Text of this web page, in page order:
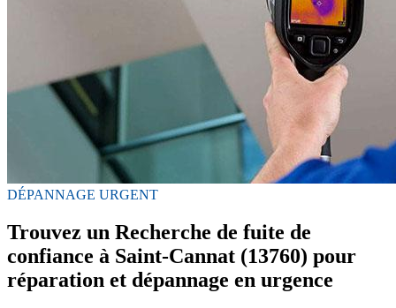
DÉPANNAGE URGENT
Trouvez un Recherche de fuite de
confiance à Saint-Cannat (13760) pour
réparation et dépannage en urgence